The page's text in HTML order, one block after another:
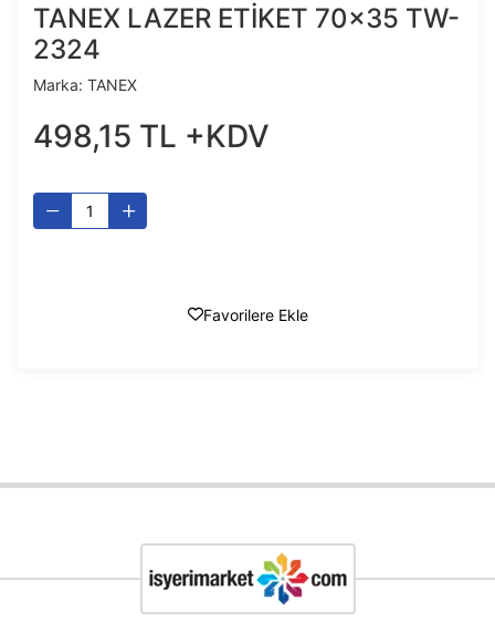
TANEX LAZER ETİKET 70x35 TW-
2324
Marka: TANEX
498,15 TL +KDV
Favorilere Ekle